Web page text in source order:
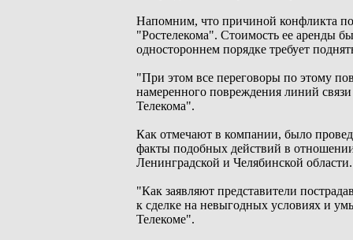
Напомним, что причиной конфликта
"Ростелекома". Стоимость ее аренды
одностороннем порядке требует
"При этом все переговоры по этому
намеренного повреждения линий
Телекома".
Как отмечают в компании, было
факты подобных действий в
Ленинградской и Челябинской области.
"Как заявляют представители
к сделке на невыгодных условиях и
Телекоме".